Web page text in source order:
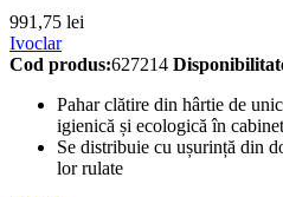
991,75 lei
Ivoclar
Cod produs:627214
Pahar clătire din hârtie de
igienică și ecologică în
Se distribuie cu ușurință din
lor rulate